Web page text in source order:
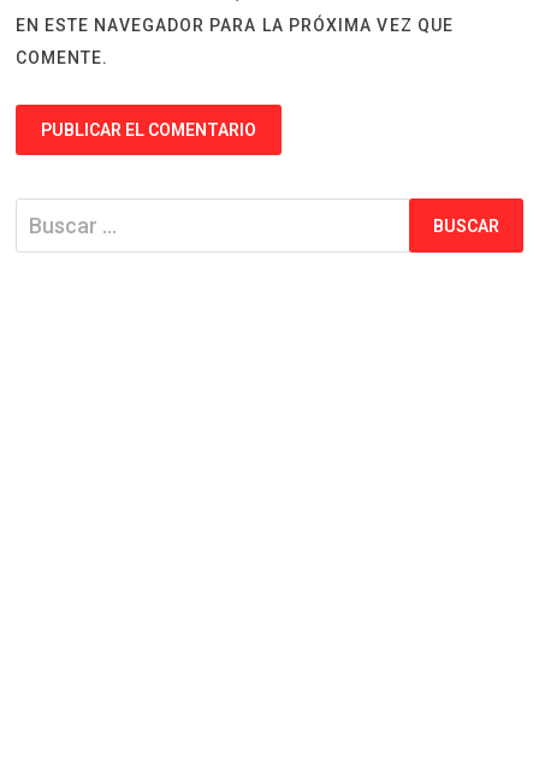
EN ESTE NAVEGADOR PARA LA PRÓXIMA VEZ QUE
COMENTE.
Buscar: